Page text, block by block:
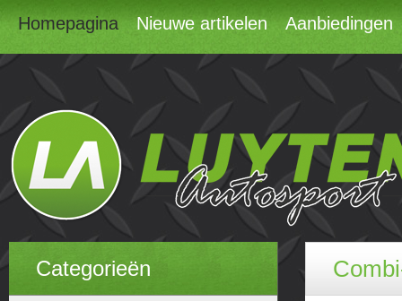
Homepagina Nieuwe artikelen Aanbiedingen
Categorieën